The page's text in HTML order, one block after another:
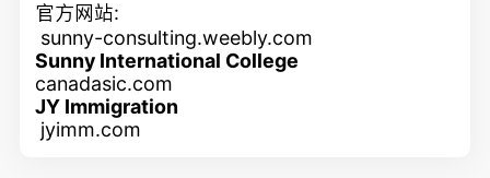
官方网站:
sunny-consulting.weebly.com
Sunny International College
canadasic.com
JY Immigration
jyimm.com